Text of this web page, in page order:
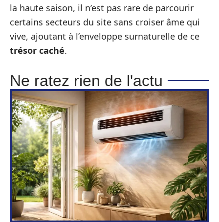
la haute saison, il n’est pas rare de parcourir
certains secteurs du site sans croiser âme qui
vive, ajoutant à l’enveloppe surnaturelle de ce
trésor caché.
Ne ratez rien de l'actu